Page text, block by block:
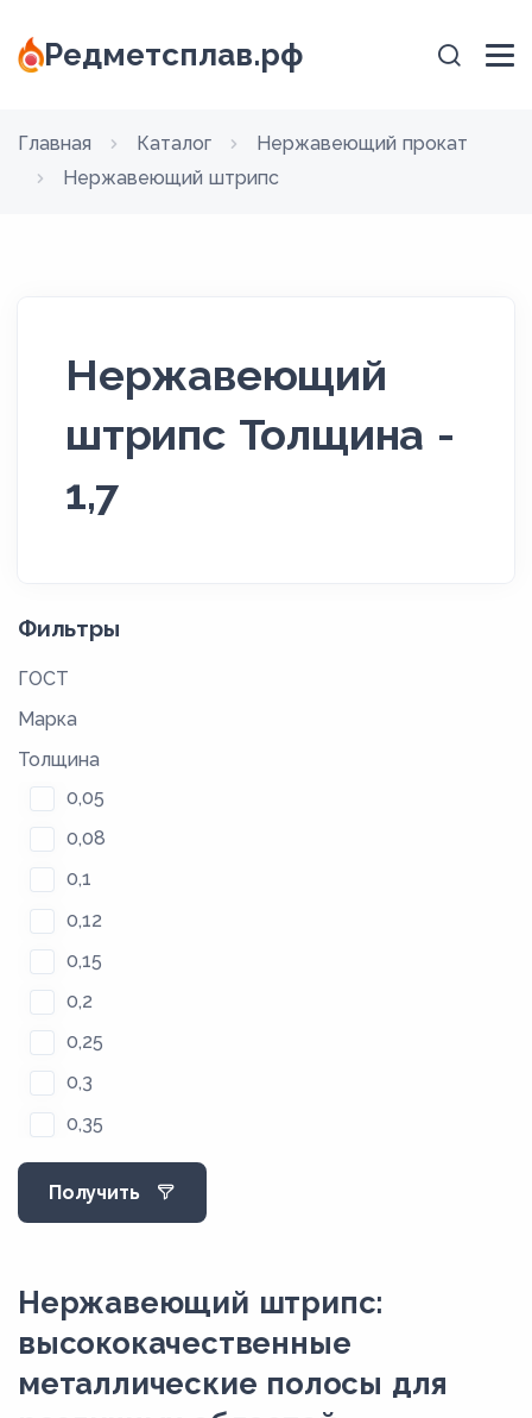
Редметсплав.рф
Главная Каталог
Нержавеющий прокат
Нержавеющий штрипс
Нержавеющий
штрипс Толщина -
1,7
Фильтры
ГОСТ
Марка
Толщина
0,05
0,08
0,1
0,12
0,15
0,2
0,25
0,3
0,35
0,4
0,45
Получить
Нержавеющий штрипс:
высококачественные
металлические полосы для